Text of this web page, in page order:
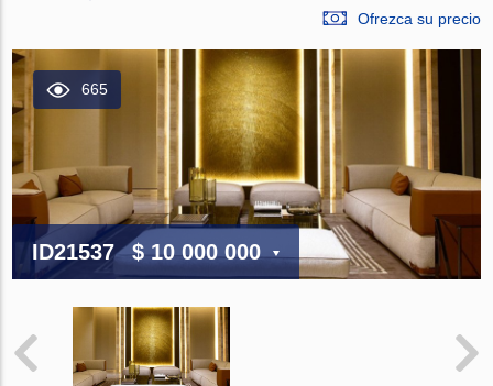
Ofrezca su precio
665
ID21537 $ 10 000 000